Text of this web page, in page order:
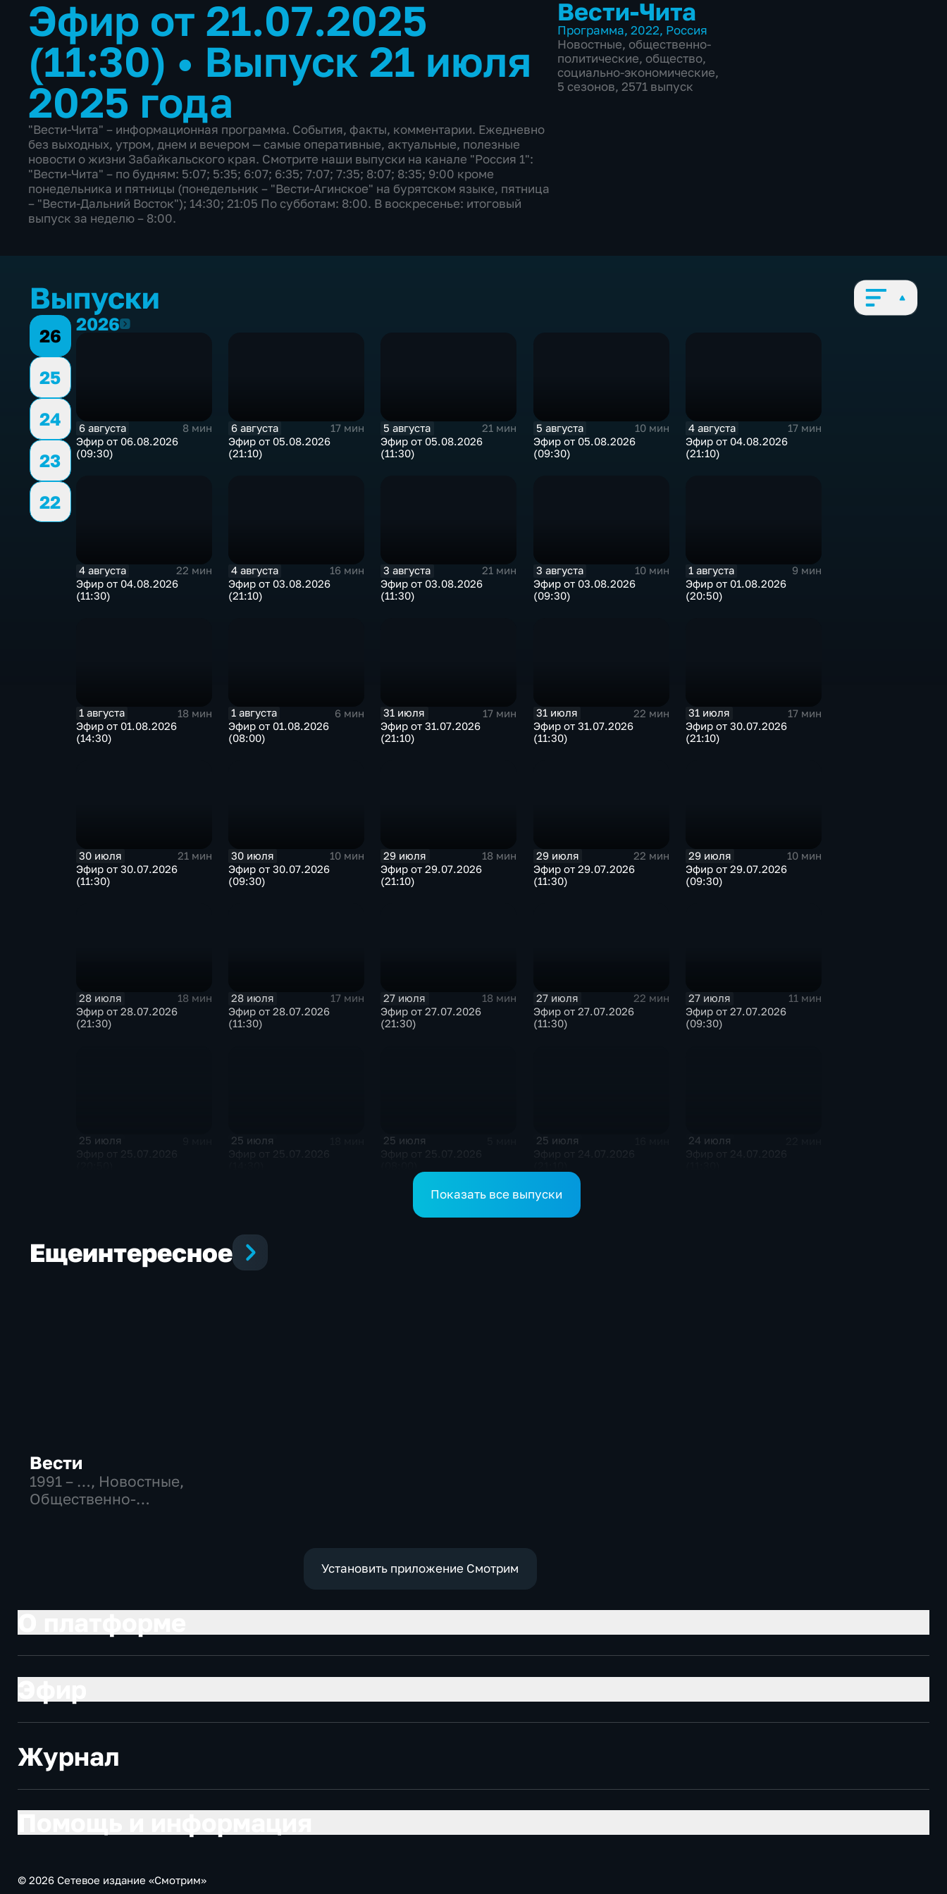
Эфир от 21.07.2025
(11:30) • Выпуск 21 июля
2025 года
"Вести-Чита" – информационная программа. События, факты, комментарии. Ежедневно
без выходных, утром, днем и вечером — самые оперативные, актуальные, полезные
новости о жизни Забайкальского края. Смотрите наши выпуски на канале "Россия 1":
"Вести-Чита" – по будням: 5:07; 5:35; 6:07; 6:35; 7:07; 7:35; 8:07; 8:35; 9:00 кроме
понедельника и пятницы (понедельник – "Вести-Агинское" на бурятском языке, пятница
– "Вести-Дальний Восток"); 14:30; 21:05 По субботам: 8:00. В воскресенье: итоговый
выпуск за неделю – 8:00.
Вести-Чита
Программа, 2022, Россия
Новостные, общественно-
политические, общество,
социально-экономические,
5 сезонов, 2571 выпуск
Выпуски
26
25
24
23
22
20262026
6 августа
8 мин
Эфир от 06.08.2026
(09:30)
6 августа
17 мин
Эфир от 05.08.2026
(21:10)
5 августа
21 мин
Эфир от 05.08.2026
(11:30)
5 августа
10 мин
Эфир от 05.08.2026
(09:30)
4 августа
17 мин
Эфир от 04.08.2026
(21:10)
4 августа
22 мин
Эфир от 04.08.2026
(11:30)
4 августа
16 мин
Эфир от 03.08.2026
(21:10)
3 августа
21 мин
Эфир от 03.08.2026
(11:30)
3 августа
10 мин
Эфир от 03.08.2026
(09:30)
1 августа
9 мин
Эфир от 01.08.2026
(20:50)
1 августа
18 мин
Эфир от 01.08.2026
(14:30)
1 августа
6 мин
Эфир от 01.08.2026
(08:00)
31 июля
17 мин
Эфир от 31.07.2026
(21:10)
31 июля
22 мин
Эфир от 31.07.2026
(11:30)
31 июля
17 мин
Эфир от 30.07.2026
(21:10)
30 июля
21 мин
Эфир от 30.07.2026
(11:30)
30 июля
10 мин
Эфир от 30.07.2026
(09:30)
29 июля
18 мин
Эфир от 29.07.2026
(21:10)
29 июля
22 мин
Эфир от 29.07.2026
(11:30)
29 июля
10 мин
Эфир от 29.07.2026
(09:30)
28 июля
18 мин
Эфир от 28.07.2026
(21:30)
28 июля
17 мин
Эфир от 28.07.2026
(11:30)
27 июля
18 мин
Эфир от 27.07.2026
(21:30)
27 июля
22 мин
Эфир от 27.07.2026
(11:30)
27 июля
11 мин
Эфир от 27.07.2026
(09:30)
25 июля 25 июля 25 июля 25 июля 24 июля
Показать все выпуски
Ещеинтересное
Вести
1991 – …, Новостные,
Общественно-
Установить приложение Смотрим
Журнал
© 2026 Сетевое издание «Смотрим»